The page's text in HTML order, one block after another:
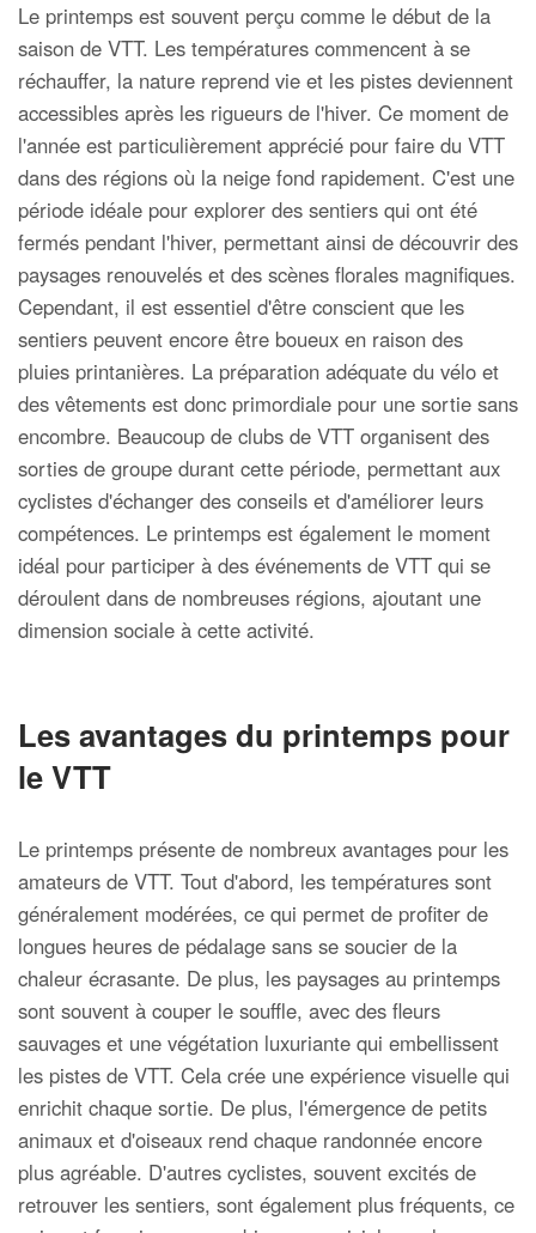
Le printemps est souvent perçu comme le début de la
saison de VTT. Les températures commencent à se
réchauffer, la nature reprend vie et les pistes deviennent
accessibles après les rigueurs de l'hiver. Ce moment de
l'année est particulièrement apprécié pour faire du VTT
dans des régions où la neige fond rapidement. C'est une
période idéale pour explorer des sentiers qui ont été
fermés pendant l'hiver, permettant ainsi de découvrir des
paysages renouvelés et des scènes florales magnifiques.
Cependant, il est essentiel d'être conscient que les
sentiers peuvent encore être boueux en raison des
pluies printanières. La préparation adéquate du vélo et
des vêtements est donc primordiale pour une sortie sans
encombre. Beaucoup de clubs de VTT organisent des
sorties de groupe durant cette période, permettant aux
cyclistes d'échanger des conseils et d'améliorer leurs
compétences. Le printemps est également le moment
idéal pour participer à des événements de VTT qui se
déroulent dans de nombreuses régions, ajoutant une
dimension sociale à cette activité.
Les avantages du printemps pour
le VTT
Le printemps présente de nombreux avantages pour les
amateurs de VTT. Tout d'abord, les températures sont
généralement modérées, ce qui permet de profiter de
longues heures de pédalage sans se soucier de la
chaleur écrasante. De plus, les paysages au printemps
sont souvent à couper le souffle, avec des fleurs
sauvages et une végétation luxuriante qui embellissent
les pistes de VTT. Cela crée une expérience visuelle qui
enrichit chaque sortie. De plus, l'émergence de petits
animaux et d'oiseaux rend chaque randonnée encore
plus agréable. D'autres cyclistes, souvent excités de
retrouver les sentiers, sont également plus fréquents, ce